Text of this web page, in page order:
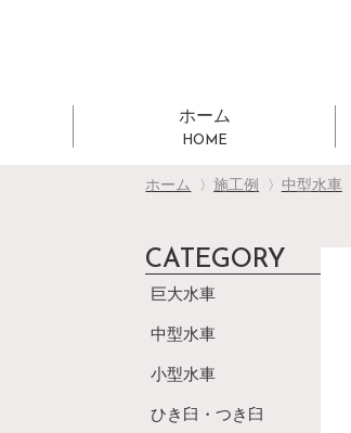
ホーム
HOME
ホーム 〉施工例 〉 中型水車
CATEGORY
巨大水車
中型水車
小型水車
ひき臼・つき臼